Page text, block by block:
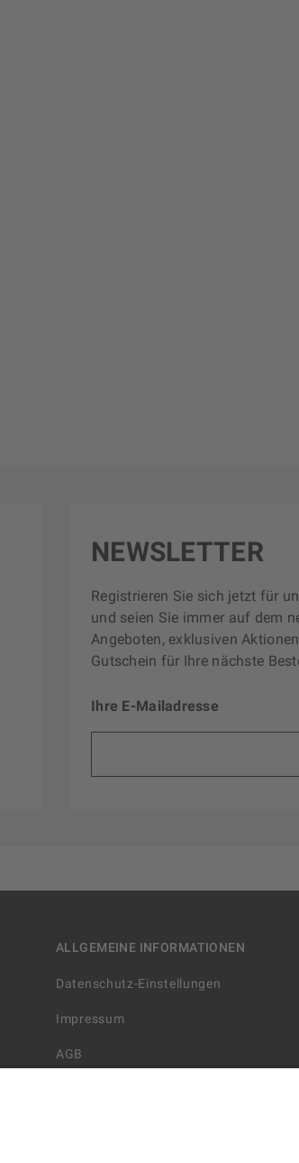
NEWSLETTER
Registrieren Sie sich jetzt für
und seien Sie immer auf dem
Angeboten, exklusiven
Gutschein für Ihre nächste
Ihre E-Mailadresse
ALLGEMEINE INFORMATIONEN
Datenschutz-Einstellungen
Impressum
AGB